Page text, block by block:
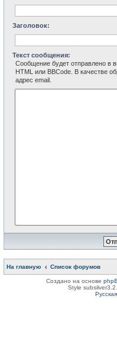
Заголовок:
Текст сообщения:
Сообщение будет отправлено в
HTML или BBCode. В качестве
адрес email.
На главную Список форумов
Создано на основе
Style